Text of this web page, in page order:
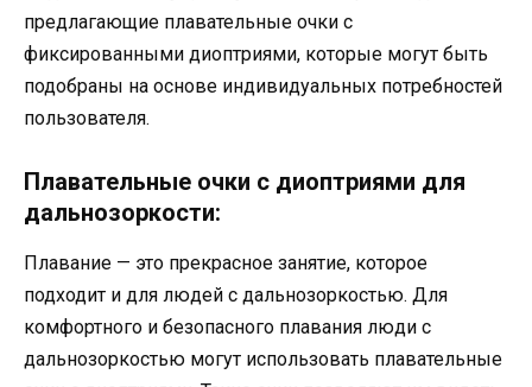
предлагающие плавательные очки с
фиксированными диоптриями, которые могут быть
подобраны на основе индивидуальных потребностей
пользователя.
Плавательные очки с диоптриями для
дальнозоркости:
Плавание — это прекрасное занятие, которое
подходит и для людей с дальнозоркостью. Для
комфортного и безопасного плавания люди с
дальнозоркостью могут использовать плавательные